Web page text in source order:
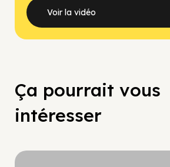
Voir la vidéo
Ça pourrait vous
intéresser